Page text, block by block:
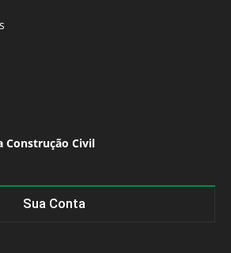
Construção Civil
Sua Conta